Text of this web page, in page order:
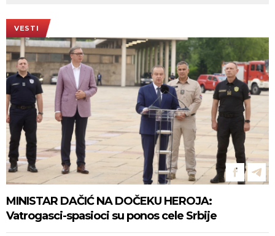
VESTI
MINISTAR DAČIĆ NA DOČEKU HEROJA:
Vatrogasci-spasioci su ponos cele Srbije